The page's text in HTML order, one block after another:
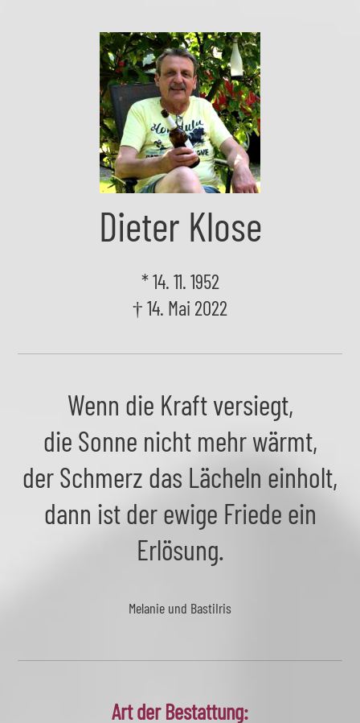
Dieter Klose
* 14. 11. 1952
† 14. Mai 2022
Wenn die Kraft versiegt,
die Sonne nicht mehr wärmt,
der Schmerz das Lächeln einholt,
dann ist der ewige Friede ein
Erlösung.
Melanie und BastiIris
Art der Bestattung: